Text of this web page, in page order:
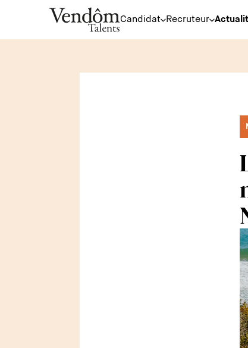
Candidat Recruteur